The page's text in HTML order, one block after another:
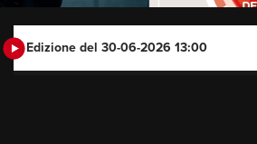
Edizione del 30-06-2026 13:00